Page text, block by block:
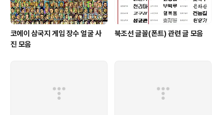
코에이 삼국지 게임 장수 얼굴 사
진 모음
북조선 글꼴(폰트) 관련 글 모음